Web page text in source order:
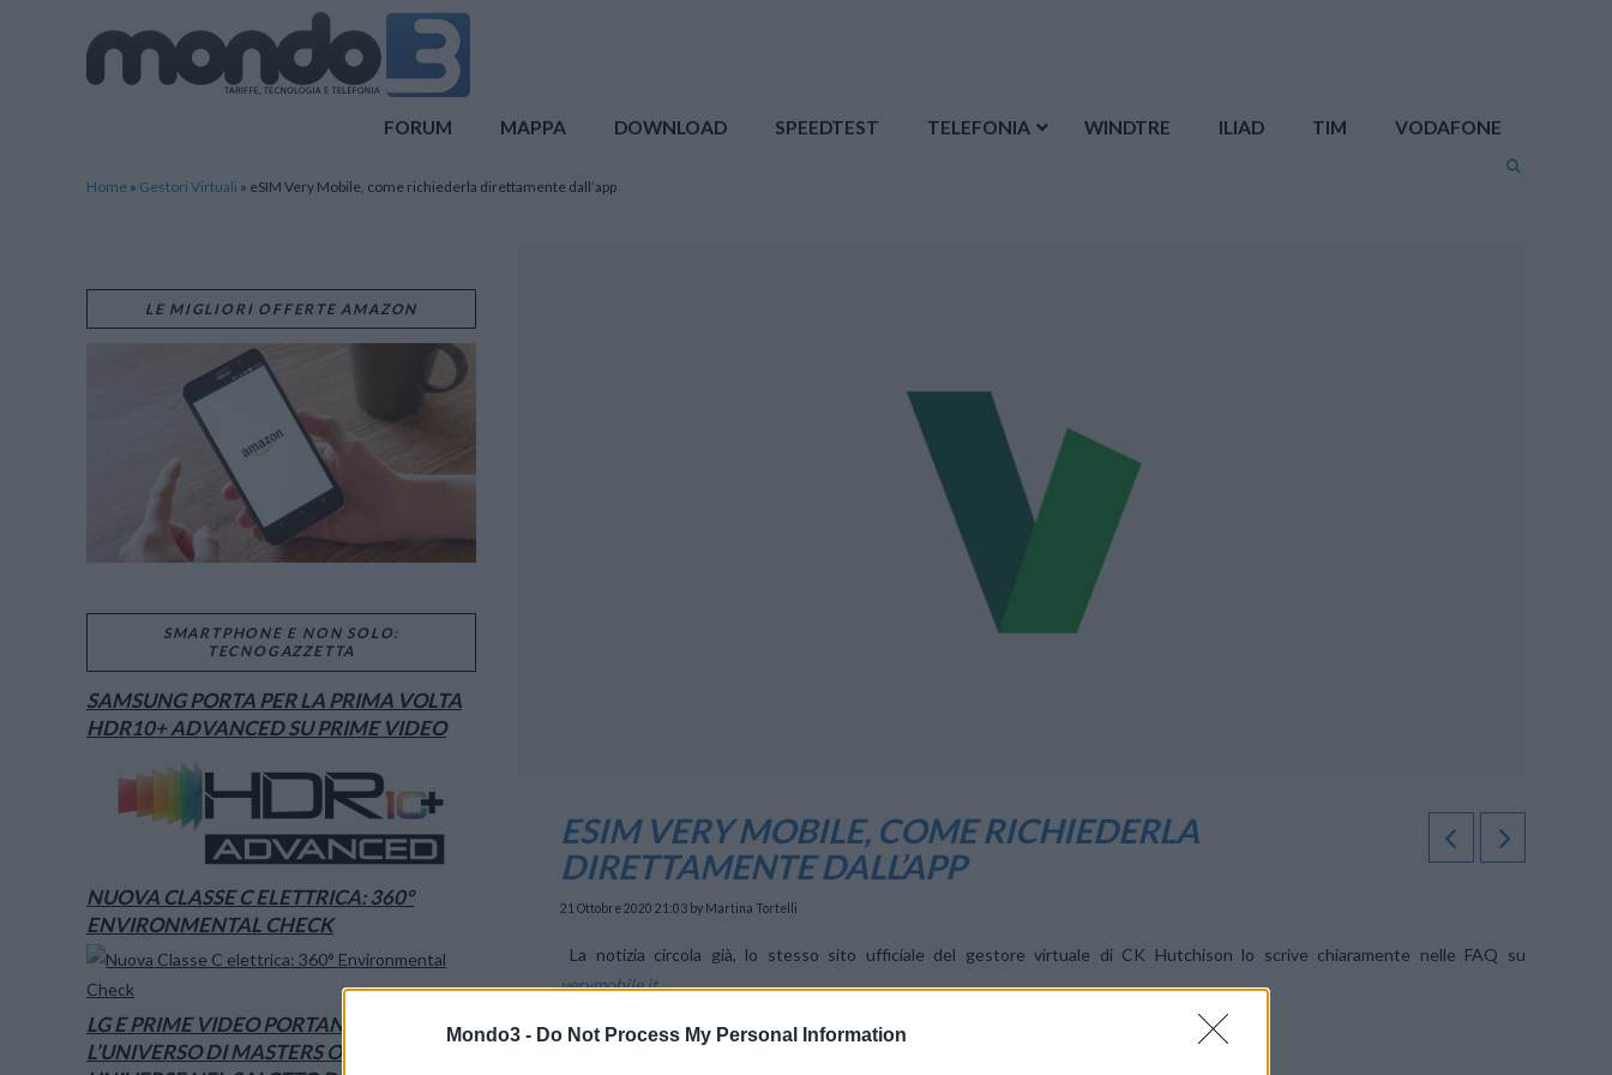
Mondo3 - Do Not Process My Personal Information
FORUM MAPPA DOWNLOAD SPEEDTEST TELEFONIA WINDTRE ILIAD TIM VODAFONE
Home » Gestori Virtuali » eSIM Very Mobile, come richiederla direttamente dall’app
ESIM VERY MOBILE, COME RICHIEDERLA
DIRETTAMENTE DALL’APP
21 Ottobre 2020 21:03 by Martina Tortelli
La notizia circola già, lo stesso sito ufficiale del gestore virtuale di CK Hutchison lo scrive chiaramente nelle FAQ su
verymobile.it.
ESIM GRATUITA DA VERY MOBILE
LE MIGLIORI OFFERTE AMAZON
SMARTPHONE E NON SOLO:
TECNOGAZZETTA
SAMSUNG PORTA PER LA PRIMA VOLTA
HDR10+ ADVANCED SU PRIME VIDEO
NUOVA CLASSE C ELETTRICA: 360°
ENVIRONMENTAL CHECK
LG E PRIME VIDEO PORTANO
L’UNIVERSO DI MASTERS OF THE